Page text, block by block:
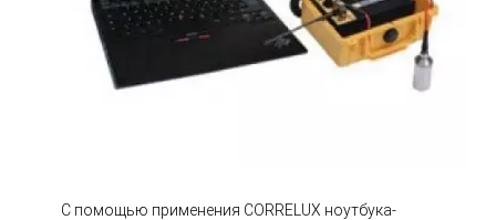
С помощью применения CORRELUX ноутбука-